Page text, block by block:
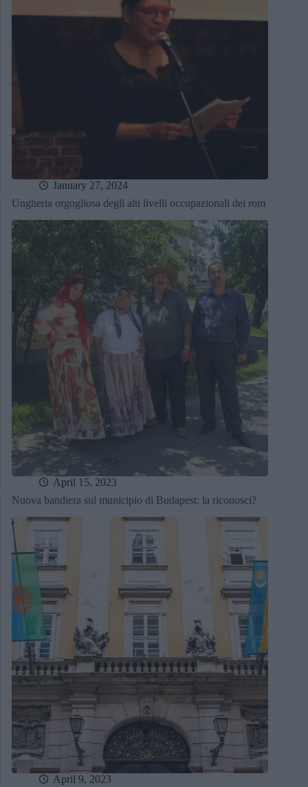
January 27, 2024
Ungheria orgogliosa degli alti livelli occupazionali dei rom
April 15, 2023
Nuova bandiera sul municipio di Budapest: la riconosci?
April 9, 2023